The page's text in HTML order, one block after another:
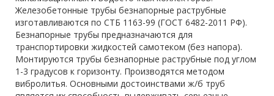
Железобетонные трубы безнапорные раструбные
изготавливаются по СТБ 1163-99 (ГОСТ 6482-2011 РФ).
Безнапорные трубы предназначаются для
транспортировки жидкостей самотеком (без напора).
Монтируются трубы безнапорные раструбные под углом
1-3 градусов к горизонту. Производятся методом
вибролитья. Основными достоинствами ж/б труб